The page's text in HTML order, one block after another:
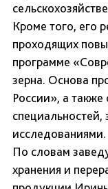
Кроме того, его
проходящих
программе
зерна. Основа
России», а
исследованиями.
По словам
хранения и